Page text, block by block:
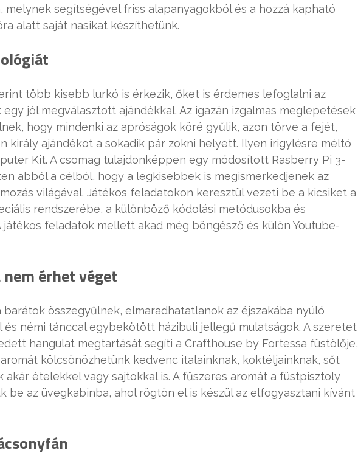
melynek segítségével friss alapanyagokból és a hozzá kapható
alatt saját nasikat készíthetünk.
több kisebb lurkó is érkezik, őket is érdemes lefoglalni az
jól megválasztott ajándékkal. Az igazán izgalmas meglepetések
hogy mindenki az apróságok köré gyűlik, azon törve a fejét,
király ajándékot a sokadik pár zokni helyett. Ilyen irigylésre méltó
Kit. A csomag tulajdonképpen egy módosított Rasberry Pi 3-
abból a célból, hogy a legkisebbek is megismerkedjenek az
világával. Játékos feladatokon keresztül vezeti be a kicsiket a
rendszerébe, a különböző kódolási metódusokba és
játékos feladatok mellett akad még böngésző és külön Youtube-
nem érhet véget
barátok összegyűlnek, elmaradhatatlanok az éjszakába nyúló
és némi tánccal egybekötött házibuli jellegű mulatságok. A szeretet
hangulat megtartását segíti a Crafthouse by Fortessa füstölője,
kölcsönözhetünk kedvenc italainknak, koktéljainknak, sőt
akár ételekkel vagy sajtokkal is. A fűszeres aromát a füstpisztoly
be az üvegkabinba, ahol rögtön el is készül az elfogyasztani kívánt